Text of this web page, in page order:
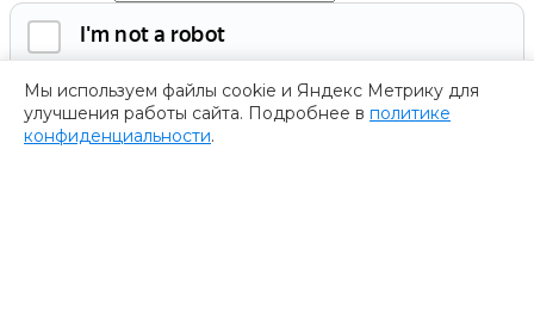
Мы используем файлы cookie и Яндекс Метрику для
улучшения работы сайта. Подробнее в политике
конфиденциальности.